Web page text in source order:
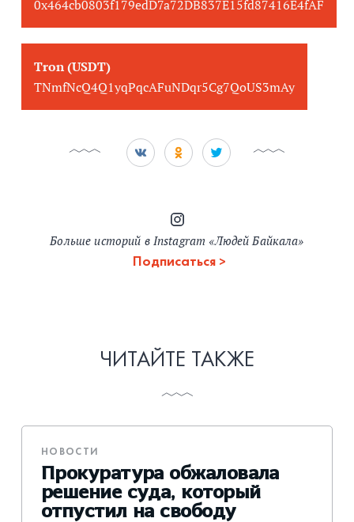
0x464cb0803f179edD7a72DB837E15fd87416E4fAF
Tron (USDT)
TNmfNcQ4Q1yqPqcAFuNDqr5Cg7QoUS3mAy
Больше историй в Instagram «Людей Байкала»
Подписаться
ЧИТАЙТЕ ТАКЖЕ
НОВОСТИ
Прокуратура обжаловала
решение суда, который
отпустил на свободу